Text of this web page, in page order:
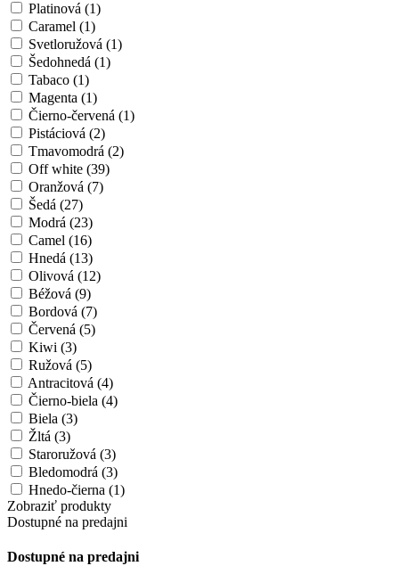
Platinová (1)
Caramel (1)
Svetloružová (1)
Šedohnedá (1)
Tabaco (1)
Magenta (1)
Čierno-červená (1)
Pistáciová (2)
Tmavomodrá (2)
Off white (39)
Oranžová (7)
Šedá (27)
Modrá (23)
Camel (16)
Hnedá (13)
Olivová (12)
Béžová (9)
Bordová (7)
Červená (5)
Kiwi (3)
Ružová (5)
Antracitová (4)
Čierno-biela (4)
Biela (3)
Žltá (3)
Staroružová (3)
Bledomodrá (3)
Hnedo-čierna (1)
Zobraziť produkty
Dostupné na predajni
Dostupné na predajni